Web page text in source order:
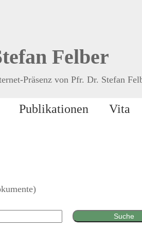
Felber
Präsenz von Pfr. Dr. Stefan
Publikationen Vita